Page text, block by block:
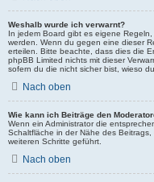
Weshalb wurde ich verwarnt?
In jedem Board gibt es eigene
werden. Wenn du gegen eine dieser
erteilen. Bitte beachte, dass dies die
phpBB Limited nichts mit dieser
sofern du die nicht sicher bist, wieso
Nach oben
Wie kann ich Beiträge den
Wenn ein Administrator die
Schaltfläche in der Nähe des
weiteren Schritte geführt.
Nach oben